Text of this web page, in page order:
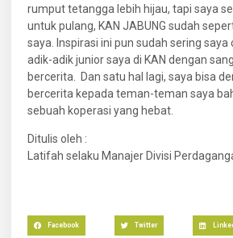
rumput tetangga lebih hijau, tapi saya
untuk pulang, KAN JABUNG sudah
saya. Inspirasi ini pun sudah sering
adik-adik junior saya di KAN dengan
bercerita. Dan satu hal lagi, saya bisa
bercerita kepada teman-teman saya
sebuah koperasi yang hebat.
Ditulis oleh :
Latifah selaku Manajer Divisi
Facebook Twitter